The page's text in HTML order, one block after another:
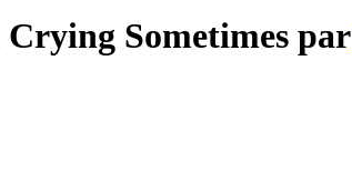
Sometimes par